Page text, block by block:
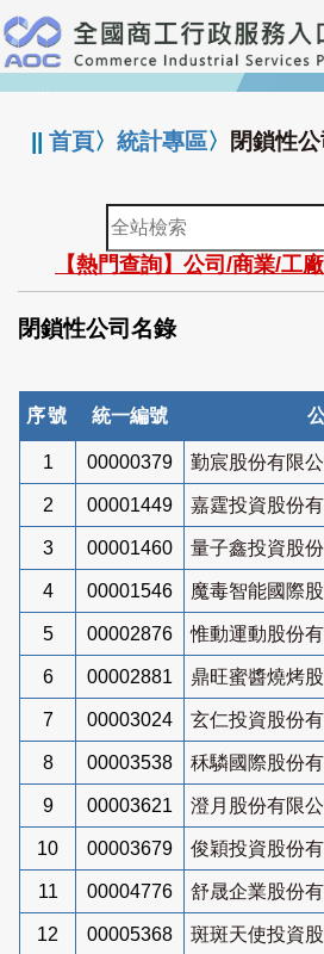
跳
到
主
要
:::
||首頁〉統計專區〉 閉鎖性
全
站
檢
索
【熱門查詢】公司/商業/工
閉鎖性公司名錄
序號 統一編號
1 00000379 勤宸股份有限公
2 00001449 嘉霆投資股份
3 00001460 量子鑫投資股
4 00001546 魔毒智能國際
5 00002876 惟動運動股份
6 00002881 鼎旺蜜醬燒烤
7 00003024 玄仁投資股份
8 00003538 秝驎國際股份
9 00003621 澄月股份有限公
10 00003679 俊穎投資股份
11 00004776 舒晟企業股份
12 00005368 斑斑天使投資